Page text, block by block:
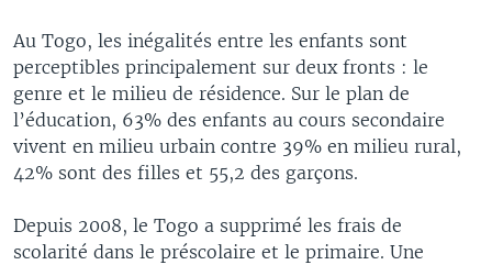
Au Togo, les inégalités entre les enfants sont
perceptibles principalement sur deux fronts : le
genre et le milieu de résidence. Sur le plan de
l’éducation, 63% des enfants au cours secondaire
vivent en milieu urbain contre 39% en milieu rural,
42% sont des filles et 55,2 des garçons.
Depuis 2008, le Togo a supprimé les frais de
scolarité dans le préscolaire et le primaire. Une